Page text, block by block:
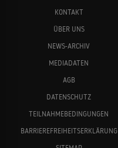
KONTAKT
ÜBER UNS
NEWS-ARCHIV
MEDIADATEN
AGB
DATENSCHUTZ
TEILNAHMEBEDINGUNGEN
BARRIEREFREIHEITSERKLÄRUNG